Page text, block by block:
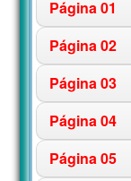
Página 01
Página 02
Página 03
Página 04
Página 05